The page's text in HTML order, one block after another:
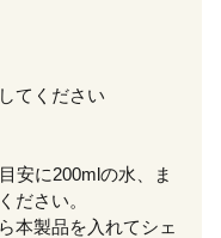
てください
安に200mlの水、ま
ださい。
本製品を入れてシェ